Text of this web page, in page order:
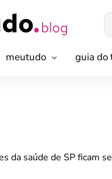
meutudo guia do
da saúde de SP ficam